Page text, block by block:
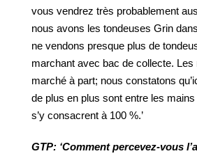
vous vendrez très probablement
nous avons les tondeuses Grin
ne vendons presque plus de
marchant avec bac de collecte. Les
marché à part; nous constatons
de plus en plus sont entre les mains
s’y consacrent à 100 %.’
GTP: ‘Comment percevez-vous